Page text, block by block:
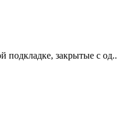
подкладке, закрытые с од..